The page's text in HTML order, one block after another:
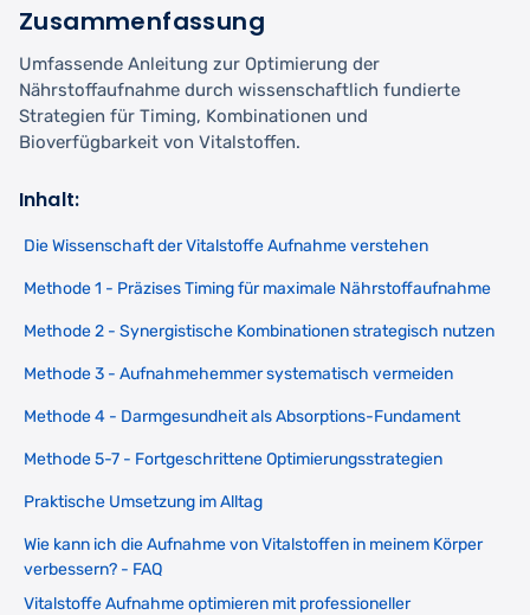
Zusammenfassung
Umfassende Anleitung zur Optimierung der
Nährstoffaufnahme durch wissenschaftlich fundierte
Strategien für Timing, Kombinationen und
Bioverfügbarkeit von Vitalstoffen.
Inhalt:
Die Wissenschaft der Vitalstoffe Aufnahme verstehen
Methode 1 - Präzises Timing für maximale Nährstoffaufnahme
Methode 2 - Synergistische Kombinationen strategisch nutzen
Methode 3 - Aufnahmehemmer systematisch vermeiden
Methode 4 - Darmgesundheit als Absorptions-Fundament
Methode 5-7 - Fortgeschrittene Optimierungsstrategien
Praktische Umsetzung im Alltag
Wie kann ich die Aufnahme von Vitalstoffen in meinem Körper
verbessern? - FAQ
Vitalstoffe Aufnahme optimieren mit professioneller